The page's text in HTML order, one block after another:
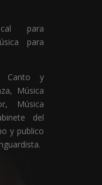
para
para
Canto y
Música
Música
del
y publico